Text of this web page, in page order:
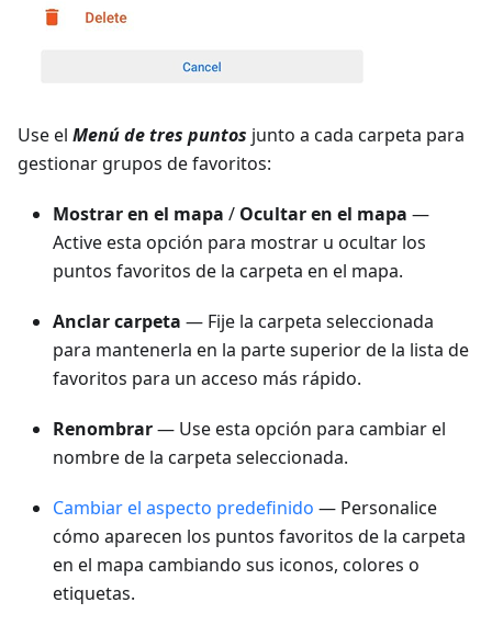
Use el Menú de tres puntos junto a cada carpeta para
gestionar grupos de favoritos:
Mostrar en el mapa / Ocultar en el mapa —
Active esta opción para mostrar u ocultar los
puntos favoritos de la carpeta en el mapa.
Anclar carpeta — Fije la carpeta seleccionada
para mantenerla en la parte superior de la lista de
favoritos para un acceso más rápido.
Renombrar— Use esta opción para cambiar el
nombre de la carpeta seleccionada.
Cambiar el aspecto predefinido — Personalice
cómo aparecen los puntos favoritos de la carpeta
en el mapa cambiando sus iconos, colores o
etiquetas.